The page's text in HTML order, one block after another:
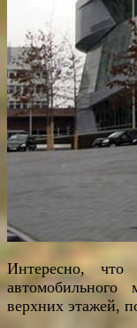
Интересно, что
верхних этажей,